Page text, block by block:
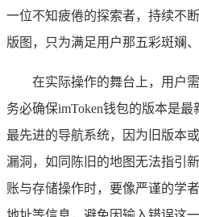
一位不知疲倦的探索者，持续不
版图，只为满足用户那五彩斑斓
在实际操作的舞台上，用户
务必确保imToken钱包的版本是
最先进的导航系统，因为旧版本
漏洞，如同陈旧的地图无法指引
账与存储操作时，要像严谨的学